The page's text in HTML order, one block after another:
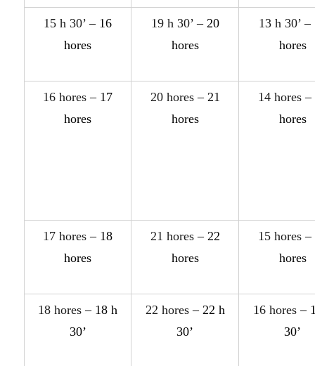
15 h 30’ – 16
hores
19 h 30’– 20
hores
13 h 30’–
hores
16 hores – 17
hores
20 hores– 21
hores
14 hores–
hores
17 hores – 18
hores
21 hores– 22
hores
15 hores–
hores
18 hores – 18 h
30’
22 hores– 22 h
30’
16 hores–
30’